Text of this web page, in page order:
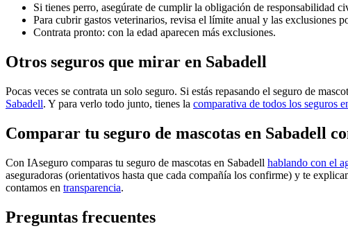
Si tienes perro, asegúrate de cumplir la obligación de responsabilidad
Para cubrir gastos veterinarios, revisa el límite anual y las exclusiones
Contrata pronto: con la edad aparecen más exclusiones.
Otros seguros que mirar en Sabadell
Pocas veces se contrata un solo seguro. Si estás repasando el seguro de
Sabadell. Y para verlo todo junto, tienes la comparativa de todos los seguros
Comparar tu seguro de mascotas en Sabadell
Con IAseguro comparas tu seguro de mascotas en Sabadell hablando con el
aseguradoras (orientativos hasta que cada compañía los confirme) y te
contamos en transparencia.
Preguntas frecuentes